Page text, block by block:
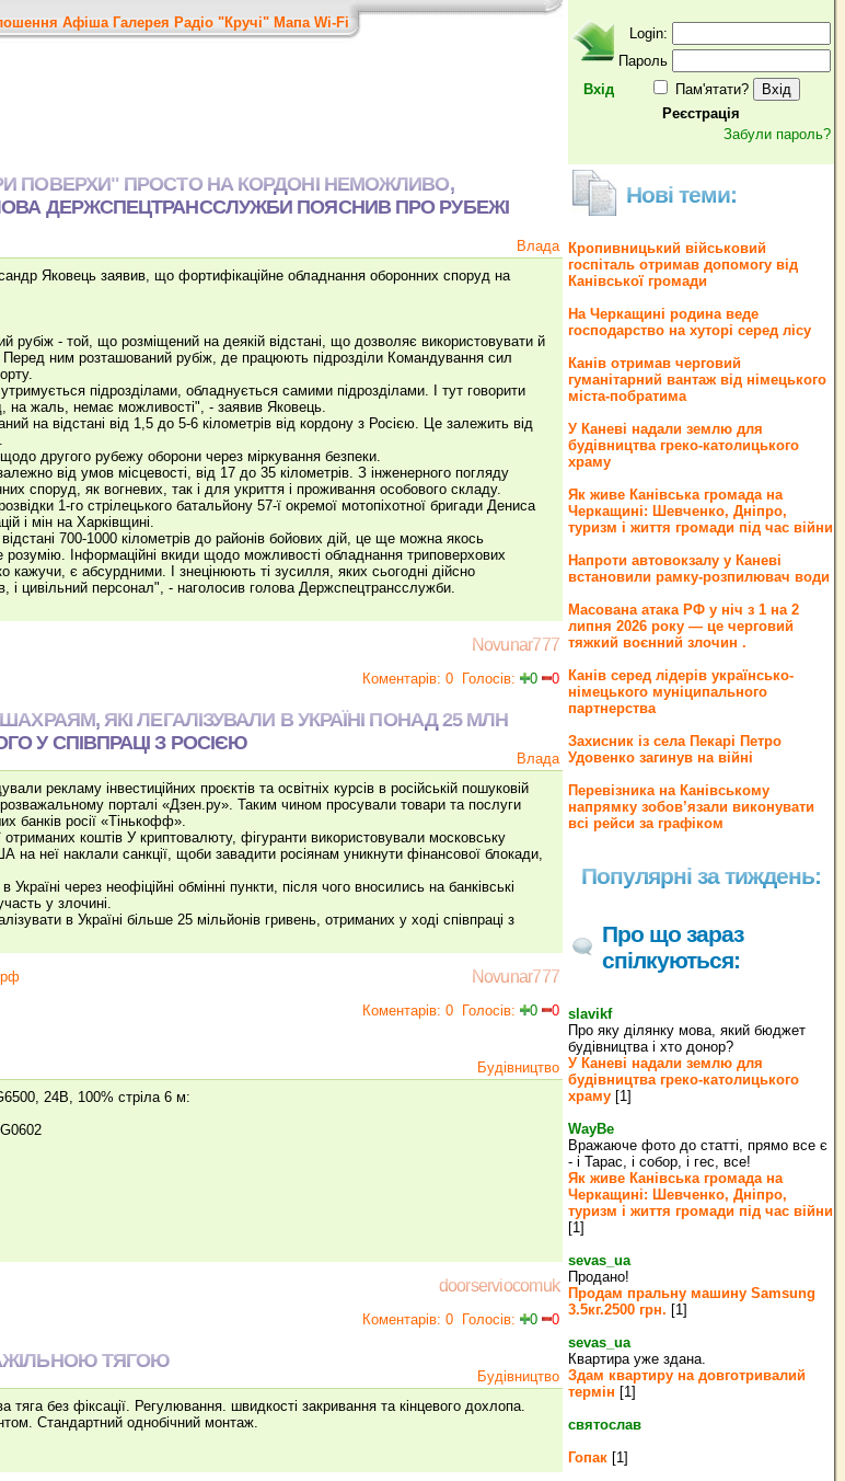
Афіша Галерея Радіо "Кручі" Мапа Wi-Fi
ПОВЕРХИ" ПРОСТО НА КОРДОНІ НЕМОЖЛИВО,
ДЕРЖСПЕЦТРАНССЛУЖБИ ПОЯСНИВ ПРО РУБЕЖІ
Влада
Яковець заявив, що фортифікаційне обладнання оборонних споруд на
рубіж - той, що розміщений на деякій відстані, що дозволяє використовувати й
Перед ним розташований рубіж, де працюють підрозділи Командування сил
підрозділами, обладнується самими підрозділами. І тут говорити
на жаль, немає можливості", - заявив Яковець.
на відстані від 1,5 до 5-6 кілометрів від кордону з Росією. Це залежить від
другого рубежу оборони через міркування безпеки.
від умов місцевості, від 17 до 35 кілометрів. З інженерного погляду
споруд, як вогневих, так і для укриття і проживання особового складу.
1-го стрілецького батальйону 57-ї окремої мотопіхотної бригади Дениса
і мін на Харківщині.
700-1000 кілометрів до районів бойових дій, це ще можна якось
розумію. Інформаційні вкиди щодо можливості обладнання триповерхових
є абсурдними. І знецінюють ті зусилля, яких сьогодні дійсно
і цивільний персонал", - наголосив голова Держспецтрансслужби.
Novunar777
Коментарів: 0 Голосів: 0 0
ЯКІ ЛЕГАЛІЗУВАЛИ В УКРАЇНІ ПОНАД 25 МЛН
У СПІВПРАЦІ З РОСІЄЮ
Влада
рекламу інвестиційних проєктів та освітніх курсів в російській пошуковій
порталі «Дзен.ру». Таким чином просували товари та послуги
банків росії «Тінькофф».
коштів У криптовалюту, фігуранти використовували московську
на неї наклали санкції, щоби завадити росіянам уникнути фінансової блокади,
Україні через неофіційні обмінні пункти, після чого вносились на банківські
у злочині.
в Україні більше 25 мільйонів гривень, отриманих у ході співпраці з
рф Novunar777
Коментарів: 0 Голосів: 0 0
Будівництво
24В, 100% стріла 6 м:
doorserviocomuk
Коментарів: 0 Голосів: 0 0
ТЯГОЮ
Будівництво
без фіксації. Регулювання. швидкості закривання та кінцевого дохлопа.
Стандартний однобічний монтаж.
Вхід
Login:
Пароль
Пам'ятати?
Реєстрація
Забули пароль?
Нові теми:
Кропивницький військовий
госпіталь отримав допомогу від
Канівської громади
На Черкащині родина веде
господарство на хуторі серед лісу
Канів отримав черговий
гуманітарний вантаж від німецького
міста-побратима
У Каневі надали землю для
будівництва греко‐католицького
храму
Як живе Канівська громада на
Черкащині: Шевченко, Дніпро,
туризм і життя громади під час війни
Напроти автовокзалу у Каневі
встановили рамку-розпилювач води
Масована атака РФ у ніч з 1 на 2
липня 2026 року — це черговий
тяжкий воєнний злочин .
Канів серед лідерів українсько-
німецького муніципального
партнерства
Захисник із села Пекарі Петро
Удовенко загинув на війні
Перевізника на Канівському
напрямку зобов’язали виконувати
всі рейси за графіком
Популярні за тиждень:
Про що зараз
спілкуються:
slavikf
Про яку ділянку мова, який бюджет
будівництва і хто донор?
У Каневі надали землю для
будівництва греко‐католицького
храму [1]
WayBe
Вражаюче фото до статті, прямо все є
- і Тарас, і собор, і гес, все!
Як живе Канівська громада на
Черкащині: Шевченко, Дніпро,
туризм і життя громади під час війни
[1]
sevas_ua
Продано!
Продам пральну машину Samsung
3.5кг.2500 грн. [1]
sevas_ua
Квартира уже здана.
Здам квартиру на довготривалий
термін [1]
святослав
Гопак [1]